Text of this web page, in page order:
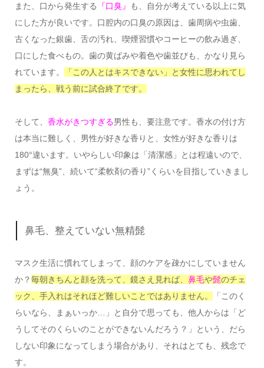
また、口から発生する 『口臭』
も、自分が考えている以上に気
にした方が良いです。口腔内の口臭の原因は、歯周病や虫歯、
古くなった銀歯、舌の汚れ、喫煙習慣やコーヒーの飲み過ぎ、
口にした食べもの。歯の黄ばみや着色や歯並びも、かなり見ら
れています。
「この人とはキスできない」と女性に思われてし
まったら、戦う前に試合終了です。
そして、 香水がきつすぎる男性も、要注意です。香水の付け方
は本当に難しく、男性が好きな香りと、女性が好きな香りは
180°違います。いやらしい印象は「清潔感」とは程遠いので、
まずは“無臭”、続いて“柔軟剤の香り”くらいを目指していきまし
ょう。
鼻毛、整えていない無精髭
マスク生活に慣れてしまって、顔のケアを疎かにしていません
か？毎朝きちんと顔を洗って、鏡さえ見れば、 鼻毛や髭のチェ
ック、手入れはそれほど難しいことではありません。
「このく
らいなら、まぁいっか…」と自分で思っても、他人からは「ど
うしてそのくらいのことができないんだろう？」という、だら
しない印象になってしまう場合があり、それはとても、残念で
す。